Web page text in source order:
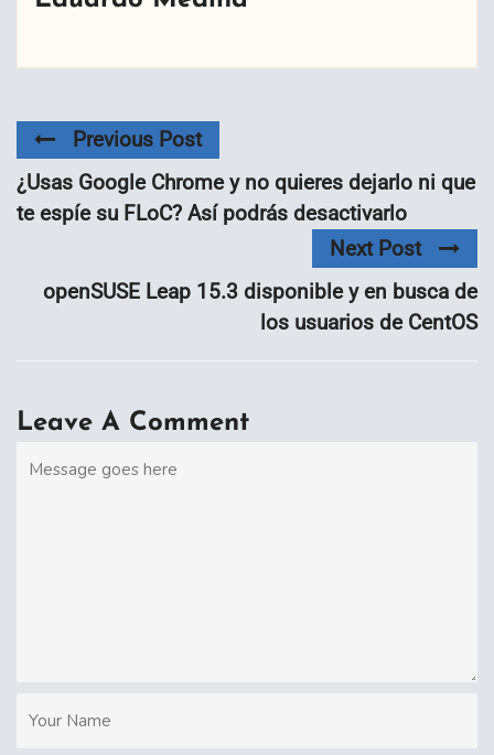
Previous Post
¿Usas Google Chrome y no quieres dejarlo ni que
te espíe su FLoC? Así podrás desactivarlo
Next Post
openSUSE Leap 15.3 disponible y en busca de
los usuarios de CentOS
Leave A Comment